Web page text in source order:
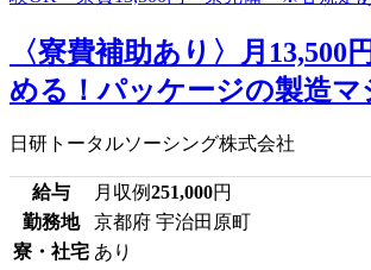
〈寮費補助あり〉月13,500
める！パッケージの製造マ
日研トータルソーシング株式会社
給与 月収例251,000円
勤務地
京都府 宇治田原町
寮・社宅 あり